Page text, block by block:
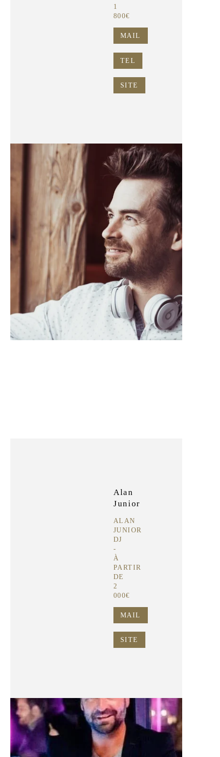
1
800€
MAIL
TEL
SITE
Alan
Junior
ALAN
JUNIOR
DJ
-
À
PARTIR
DE
2
000€
MAIL
SITE